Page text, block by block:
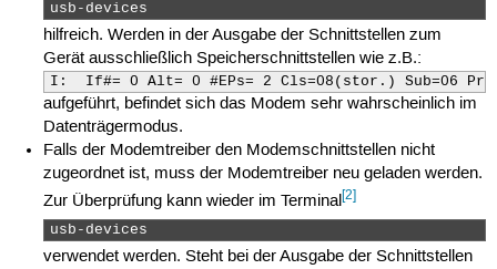
usb-devices
hilfreich. Werden in der Ausgabe der Schnittstellen zum
Gerät ausschließlich Speicherschnittstellen wie z.B.:
I:  If#= 0 Alt= 0 #EPs= 2 Cls=08(stor.) Sub=06
aufgeführt, befindet sich das Modem sehr wahrscheinlich im
Datenträgermodus.
Falls der Modemtreiber den Modemschnittstellen nicht
zugeordnet ist, muss der Modemtreiber neu geladen werden.
Zur Überprüfung kann wieder im Terminal[2]
usb-devices
verwendet werden. Steht bei der Ausgabe der Schnittstellen